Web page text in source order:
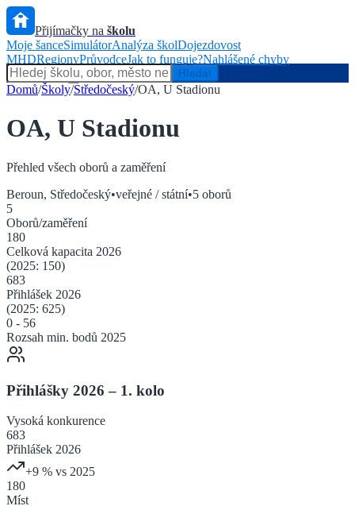
Přijímačky na školu
Moje šanceSimulátorAnalýza školDojezdovost
MHDRegionyPrůvodceJak to funguje?Nahlášené chyby
Hlídač státu
Hledat
Domů/Školy/Středočeský/OA, U Stadionu
OA, U Stadionu
Přehled všech oborů a zaměření
Beroun, Středočeský•veřejné / státní•5 oborů
5
Oborů/zaměření
180
Celková kapacita 2026
(2025: 150)
683
Přihlášek 2026
(2025: 625)
0 - 56
Rozsah min. bodů 2025
Přihlášky 2026 – 1. kolo
Vysoká konkurence
683
Přihlášek 2026
+9 % vs 2025
180
Míst